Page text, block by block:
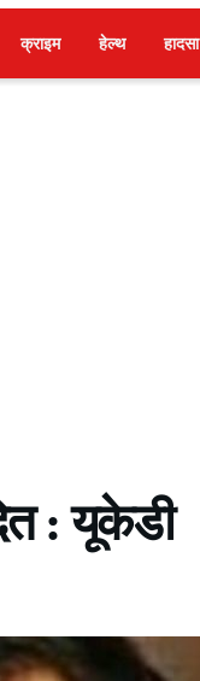
क्राइम हेल्थ हादसा
: यूकेडी